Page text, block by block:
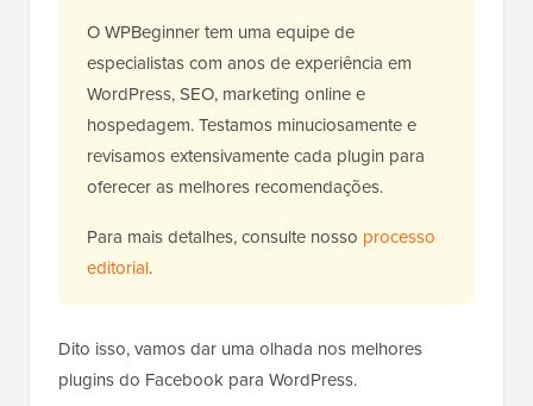
O WPBeginner tem uma equipe de
especialistas com anos de experiência em
WordPress, SEO, marketing online e
hospedagem. Testamos minuciosamente e
revisamos extensivamente cada plugin para
oferecer as melhores recomendações.
Para mais detalhes, consulte nosso processo
editorial.
Dito isso, vamos dar uma olhada nos melhores
plugins do Facebook para WordPress.